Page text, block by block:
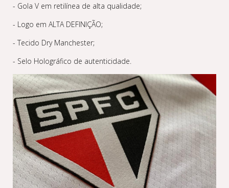
- Gola V em retilínea de alta qualidade;
- Logo em ALTA DEFINIÇÃO;
- Tecido Dry Manchester;
- Selo Holográfico de autenticidade.